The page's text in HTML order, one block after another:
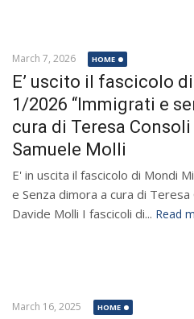
March 7, 2026 HOME
E’ uscito il fascicolo
1/2026 “Immigrati e
cura di Teresa Consoli
Samuele Molli
E' in uscita il fascicolo di Mondi
e Senza dimora a cura di Teresa
Davide Molli I fascicoli di... Read
March 16, 2025 HOME